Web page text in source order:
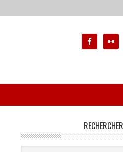
RECHERCHER